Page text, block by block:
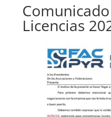
Licencias